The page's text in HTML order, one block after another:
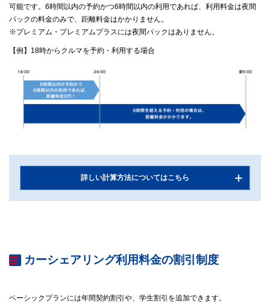
可能です。6時間以内の予約かつ6時間以内の利用であれば、利用料金は夜間
パックの料金のみで、距離料金はかかりません。
※プレミアム・プレミアムプラスには夜間パックはありません。
【例】18時からクルマを予約・利用する場合
詳しい計算方法についてはこちら
カーシェアリング利用料金の割引制度
ベーシックプランには年間契約割引や、学生割引を追加できます。